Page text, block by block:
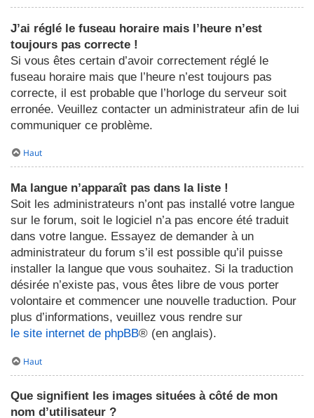
J’ai réglé le fuseau horaire mais l’heure n’est
toujours pas correcte !
Si vous êtes certain d’avoir correctement réglé le
fuseau horaire mais que l’heure n’est toujours pas
correcte, il est probable que l’horloge du serveur soit
erronée. Veuillez contacter un administrateur afin de lui
communiquer ce problème.
Haut
Ma langue n’apparaît pas dans la liste !
Soit les administrateurs n’ont pas installé votre langue
sur le forum, soit le logiciel n’a pas encore été traduit
dans votre langue. Essayez de demander à un
administrateur du forum s’il est possible qu’il puisse
installer la langue que vous souhaitez. Si la traduction
désirée n’existe pas, vous êtes libre de vous porter
volontaire et commencer une nouvelle traduction. Pour
plus d’informations, veuillez vous rendre sur
le site internet de phpBB® (en anglais).
Haut
Que signifient les images situées à côté de mon
nom d’utilisateur ?